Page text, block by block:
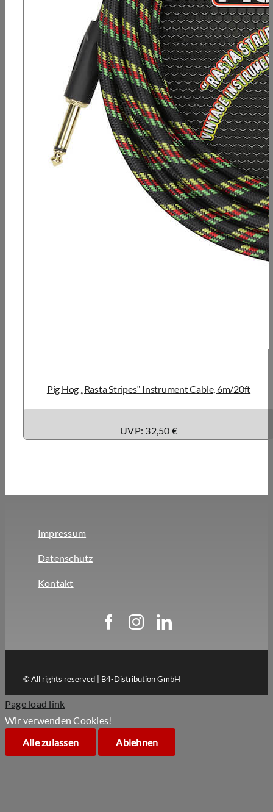
Pig Hog „Rasta Stripes“ Instrument Cable, 6m/20ft
UVP: 32,50 €
Impressum
Datenschutz
Kontakt
© All rights reserved | B4-Distribution GmbH
Page load link
Wir verwenden Cookies!
Alle zulassen
Ablehnen